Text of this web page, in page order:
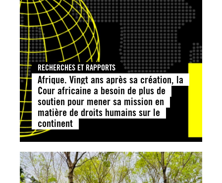
RECHERCHES ET RAPPORTS
Afrique. Vingt ans après sa création, la
Cour africaine a besoin de plus de
soutien pour mener sa mission en
matière de droits humains sur le
continent